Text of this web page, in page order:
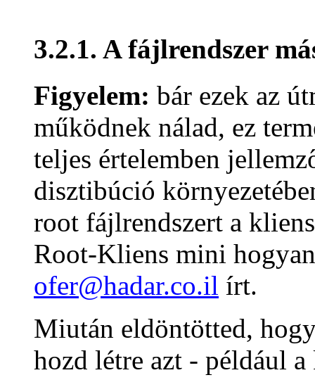
3.2.1. A fájlrendszer
Figyelem: bár ezek az
működnek nálad, ez
teljes értelemben
disztibúció
root fájlrendszert a
Root-Kliens mini
ofer@hadar.co.il írt.
Miután eldöntötted,
hozd létre azt - például